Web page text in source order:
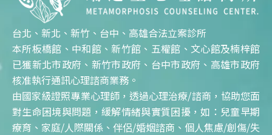
台北、新北、新竹、台中、高雄合法立案診所
本所板橋館、中和館、新竹館、五權館、文心館及楠梓館
已獲新北市政府、新竹市政府、台中市政府、高雄市政府
核准執行通訊心理諮商業務。
由國家級證照專業心理師，透過心理治療/諮商，協助您面
對生命困境與問題，緩解情緒與實質困擾，如：兒童早期
療育、家庭/人際關係、伴侶/婚姻諮商、個人焦慮/創傷/失